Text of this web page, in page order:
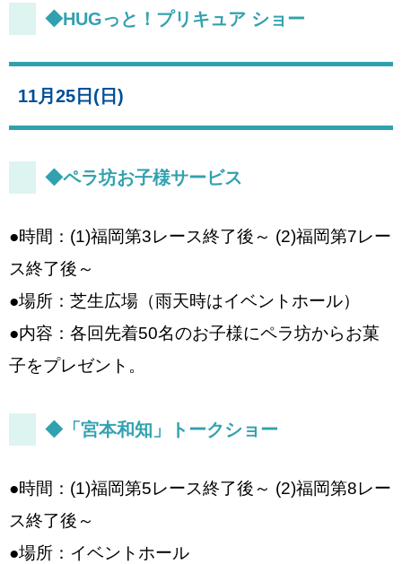
◆HUGっと！プリキュア ショー
11月25日(日)
◆ペラ坊お子様サービス
●時間：(1)福岡第3レース終了後～ (2)福岡第7レー
ス終了後～
●場所：芝生広場（雨天時はイベントホール）
●内容：各回先着50名のお子様にペラ坊からお菓
子をプレゼント。
◆「宮本和知」トークショー
●時間：(1)福岡第5レース終了後～ (2)福岡第8レー
ス終了後～
●場所：イベントホール